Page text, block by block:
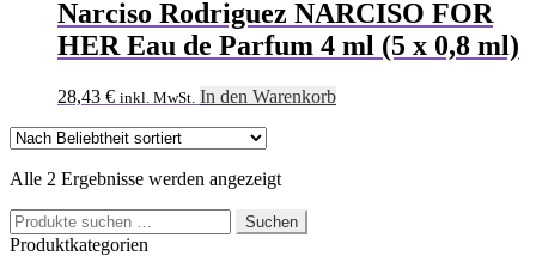
Narciso Rodriguez NARCISO FOR
HER Eau de Parfum 4 ml (5 x 0,8 ml)
28,43 € inkl. MwSt. In den Warenkorb
Alle 2 Ergebnisse werden angezeigtNach
sortiert
Suchen
nach:
Suchen
Produktkategorien